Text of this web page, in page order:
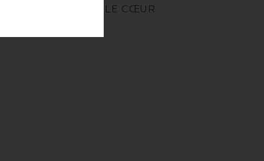
AVEC LE CŒUR